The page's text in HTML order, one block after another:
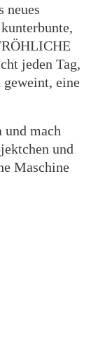
neues
jeden Tag,
eine
und mach
und
Maschine